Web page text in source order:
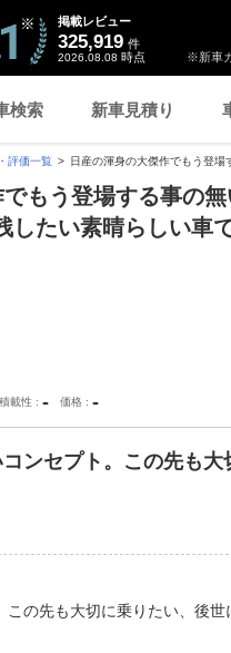
※新車
掲載レビュー
325,919 件
2026.08.08 時点
検索 新車見積り
評価一覧 日産の渾身の大傑作でもう登場
もう登場する事の
たい素晴らしい車で
積載性 - 価格 -
ンセプト。この先も大
の先も大切に乗りたい、後世